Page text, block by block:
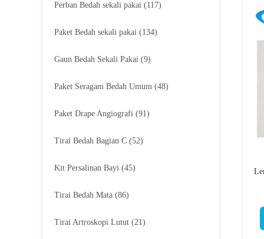
Perban Bedah sekali pakai (117)
Paket Bedah sekali pakai (134)
Gaun Bedah Sekali Pakai (9)
Paket Seragam Bedah Umum (48)
Paket Drape Angiografi (91)
Tirai Bedah Bagian C (52)
Kit Persalinan Bayi (45)
Tirai Bedah Mata (86)
Tirai Artroskopi Lutut (21)